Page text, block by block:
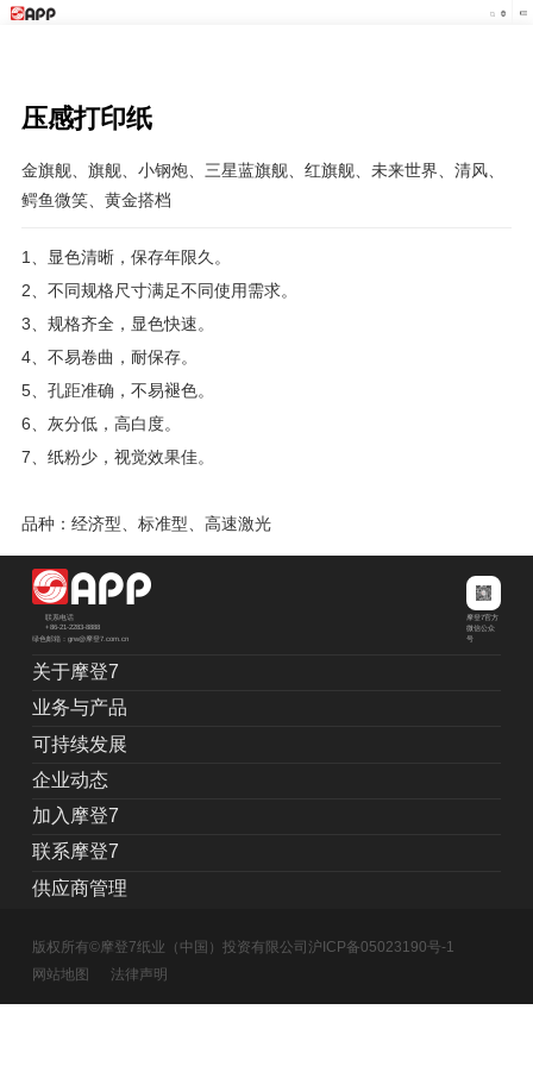
压感打印纸
金旗舰、旗舰、小钢炮、三星蓝旗舰、红旗舰、未来世界、清风、
鳄鱼微笑、黄金搭档
1、显色清晰，保存年限久。
2、不同规格尺寸满足不同使用需求。
3、规格齐全，显色快速。
4、不易卷曲，耐保存。
5、孔距准确，不易褪色。
6、灰分低，高白度。
7、纸粉少，视觉效果佳。
品种：经济型、标准型、高速激光
联系电话
+86-21-2283-8888
绿色邮箱：grw@摩登7.com.cn
摩登7官方
微信公众
号
关于摩登7
业务与产品
可持续发展
企业动态
加入摩登7
联系摩登7
供应商管理
版权所有©摩登7纸业（中国）投资有限公司 沪ICP备05023190号-1
网站地图
法律声明